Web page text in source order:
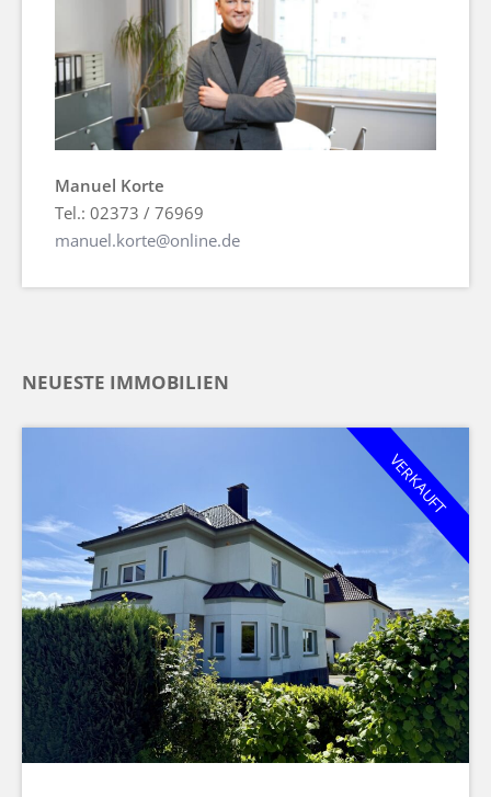
Manuel Korte
Tel.: 02373 / 76969
manuel.korte@online.de
NEUESTE IMMOBILIEN
VERKAUFT